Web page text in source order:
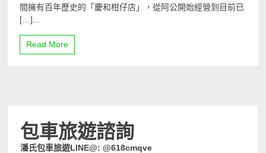
間擁有百年歷史的「慶和柑仔店」，從阿公開始經營到目前已
[…]...
Read More
包車旅遊諮詢
潘氏包車旅遊LINE@: @618cmqve